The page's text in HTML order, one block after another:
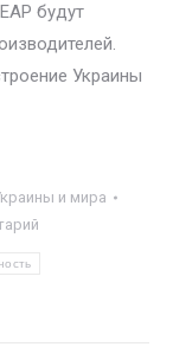
будут
Украины
и мира